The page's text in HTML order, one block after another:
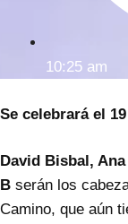
10:25 am
Se celebrará el
David Bisbal,
B serán los
Camino, que aún